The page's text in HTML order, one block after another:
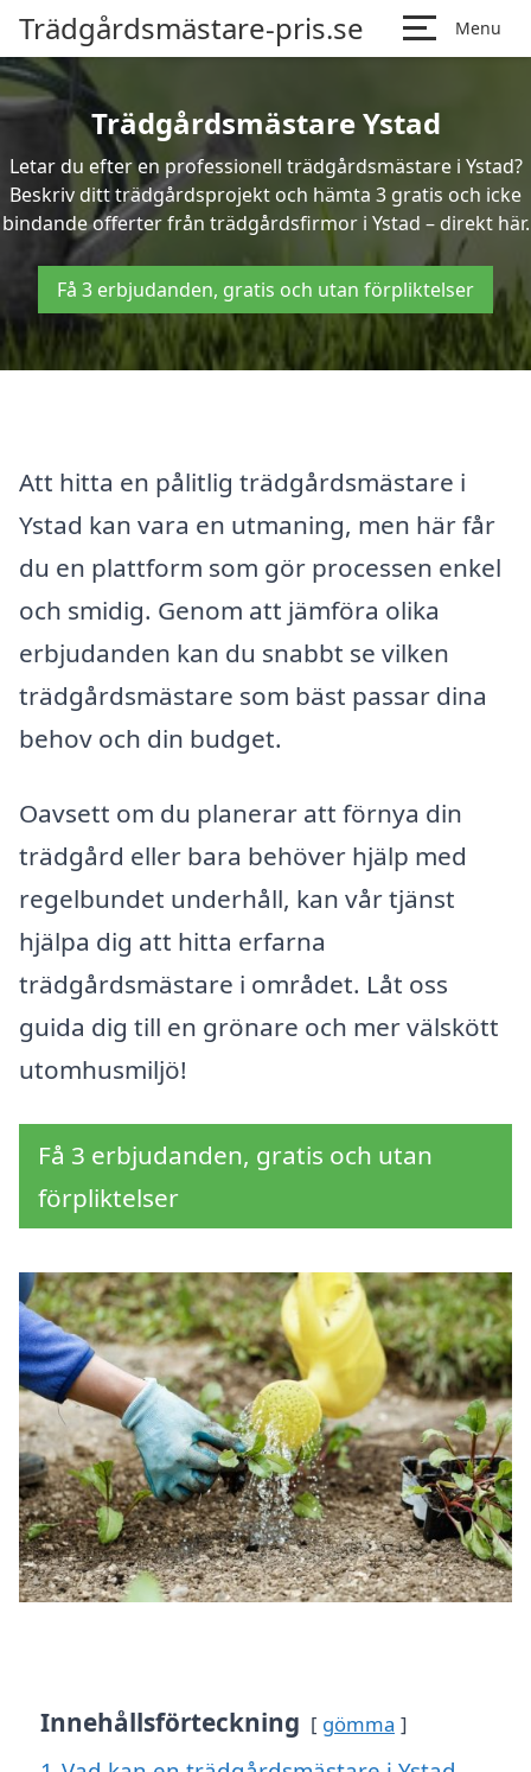
Trädgårdsmästare-pris.se Menu
Trädgårdsmästare Ystad
Letar du efter en professionell trädgårdsmästare i Ystad?
Beskriv ditt trädgårdsprojekt och hämta 3 gratis och icke
bindande offerter från trädgårdsfirmor i Ystad – direkt här.
Få 3 erbjudanden, gratis och utan förpliktelser
Att hitta en pålitlig trädgårdsmästare i
Ystad kan vara en utmaning, men här får
du en plattform som gör processen enkel
och smidig. Genom att jämföra olika
erbjudanden kan du snabbt se vilken
trädgårdsmästare som bäst passar dina
behov och din budget.
Oavsett om du planerar att förnya din
trädgård eller bara behöver hjälp med
regelbundet underhåll, kan vår tjänst
hjälpa dig att hitta erfarna
trädgårdsmästare i området. Låt oss
guida dig till en grönare och mer välskött
utomhusmiljö!
Få 3 erbjudanden, gratis och utan
förpliktelser
Innehållsförteckning gömma